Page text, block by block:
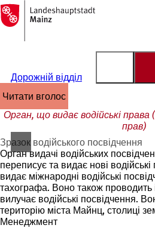
Перейти до змісту
На
головну
сторінку
Дорожній відділ
читати вголос
Орган, що видає водійські права
прав)
Зразок водійського посвідчення
Орган видачі водійських
переписує та видає нові
видає міжнародні водійські
тахографа. Воно також проводить
вилучає водійські посвідчення.
територію міста Майнц, столиці
Менеджмент